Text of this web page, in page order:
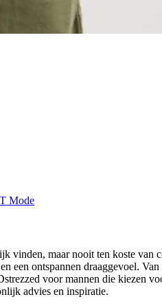
vinden, maar nooit ten koste
een ontspannen draaggevoel.
voor mannen die kiezen
advies en inspiratie.